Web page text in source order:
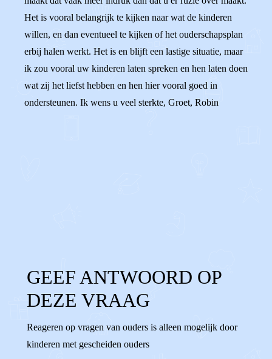
Het is vooral belangrijk te kijken naar wat de kinderen
willen, en dan eventueel te kijken of het ouderschapsplan
erbij halen werkt. Het is en blijft een lastige situatie, maar
ik zou vooral uw kinderen laten spreken en hen laten doen
wat zij het liefst hebben en hen hier vooral goed in
ondersteunen. Ik wens u veel sterkte, Groet, Robin
GEEF ANTWOORD OP
DEZE VRAAG
Reageren op vragen van ouders is alleen mogelijk door
kinderen met gescheiden ouders